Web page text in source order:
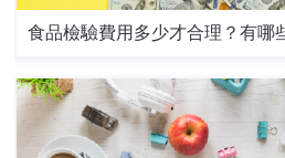
食品檢驗費用多少才合理？有哪